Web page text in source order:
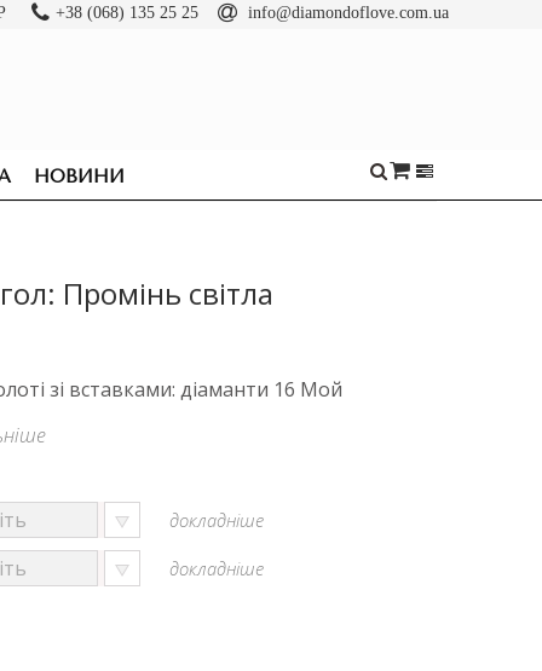
+38 (068) 135 25 25 info@diamondoflove.com.ua
ОБРУЧКИКАБЛУЧКИ
НОВИНИ
Промінь світла
зі вставками: діаманти 16 Мой
докладніше
докладніше